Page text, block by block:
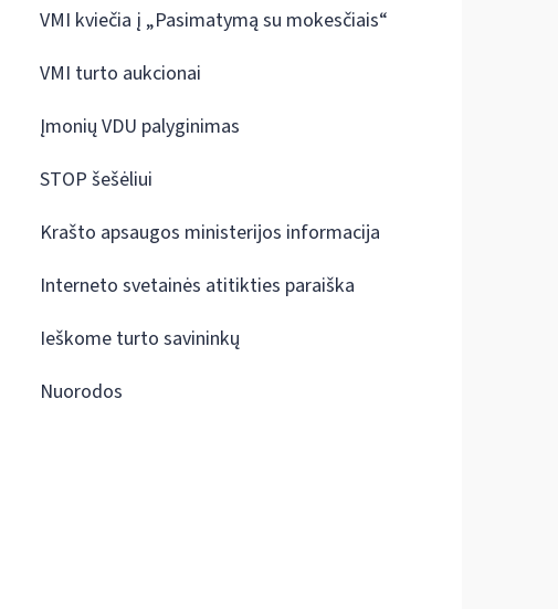
VMI kviečia į „Pasimatymą su mokesčiais“
VMI turto aukcionai
Įmonių VDU palyginimas
STOP šešėliui
Krašto apsaugos ministerijos informacija
Interneto svetainės atitikties paraiška
Ieškome turto savininkų
Nuorodos